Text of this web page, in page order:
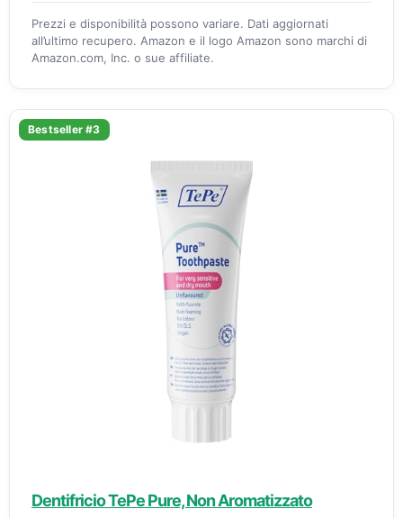
Prezzi e disponibilità possono variare. Dati aggiornati
all’ultimo recupero. Amazon e il logo Amazon sono marchi di
Amazon.com, Inc. o sue affiliate.
Bestseller #3
Dentifricio TePe Pure, Non Aromatizzato